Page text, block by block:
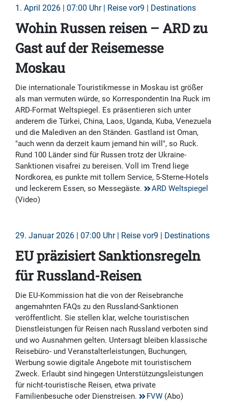
1. April 2026 | 07:00 Uhr | Reise vor9 | Destinations
Wohin Russen reisen – ARD zu
Gast auf der Reisemesse
Moskau
Die internationale Touristikmesse in Moskau ist größer
als man vermuten würde, so Korrespondentin Ina Ruck im
ARD-Format Weltspiegel. Es präsentieren sich unter
anderem die Türkei, China, Laos, Uganda, Kuba, Venezuela
und die Malediven an den Ständen. Gastland ist Oman,
"auch wenn da derzeit kaum jemand hin will", so Ruck.
Rund 100 Länder sind für Russen trotz der Ukraine-
Sanktionen visafrei zu bereisen. Voll im Trend liege
Nordkorea, es punkte mit tollem Service, 5-Sterne-Hotels
und leckerem Essen, so Messegäste.
ARD Weltspiegel
(Video)
29. Januar 2026 | 07:00 Uhr | Reise vor9 | Destinations
EU präzisiert Sanktionsregeln
für Russland-Reisen
Die EU-Kommission hat die von der Reisebranche
angemahnten FAQs zu den Russland-Sanktionen
veröffentlicht. Sie stellen klar, welche touristischen
Dienstleistungen für Reisen nach Russland verboten sind
und wo Ausnahmen gelten. Untersagt bleiben klassische
Reisebüro- und Veranstalterleistungen, Buchungen,
Werbung sowie digitale Angebote mit touristischem
Zweck. Erlaubt sind hingegen Unterstützungsleistungen
für nicht-touristische Reisen, etwa private
Familienbesuche oder Dienstreisen.
FVW (Abo)